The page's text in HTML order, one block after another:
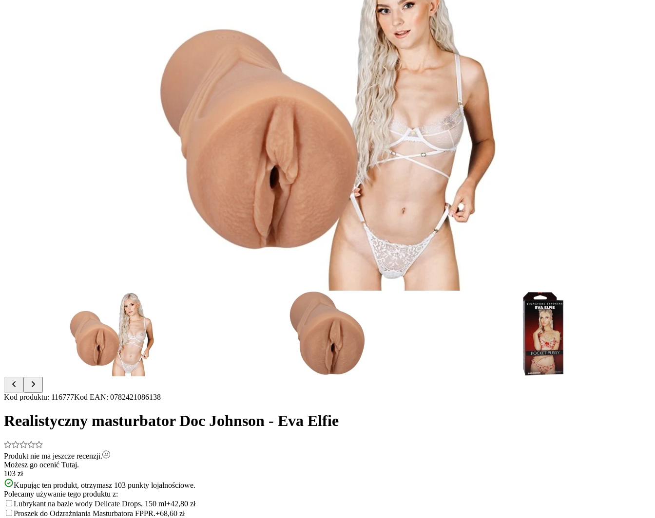
Item
of
Kod produktu: 116777Kod EAN: 0782421086138
Realistyczny masturbator Doc Johnson - Eva Elfie
Produkt nie ma jeszcze recenzji.
Możesz go ocenić Tutaj.
103 zł
Kupując ten produkt, otrzymasz 103 punkty lojalnościowe.
Polecamy używanie tego produktu z:
Lubrykant na bazie wody Delicate Drops, 150 ml+42,80 zł
Proszek do Odzrażniania Masturbatora FPPR.+68,60 zł